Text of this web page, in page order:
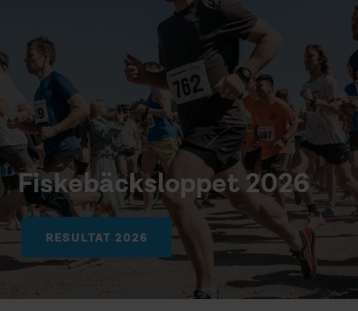
Fiskebäcksloppet 2026
RESULTAT 2026